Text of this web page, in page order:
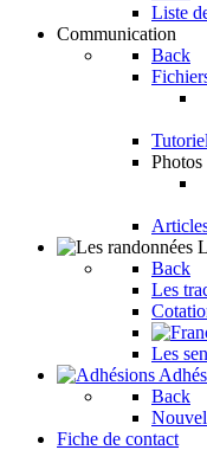
Liste
Communication
Back
Photos
Back
Les
Les
Back
Fiche de contact